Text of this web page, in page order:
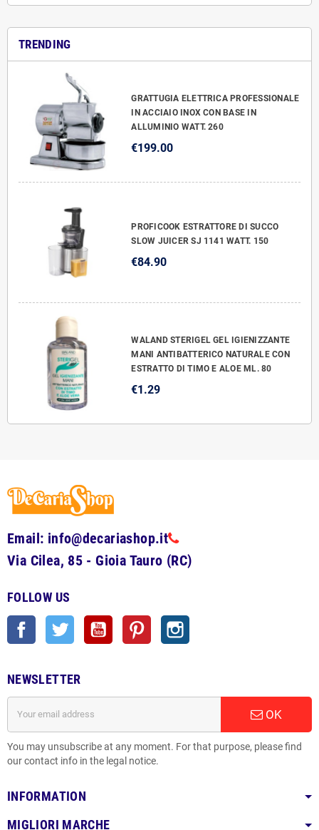
TRENDING
GRATTUGIA ELETTRICA PROFESSIONALE
IN ACCIAIO INOX CON BASE IN
ALLUMINIO WATT. 260
€199.00
PROFICOOK ESTRATTORE DI SUCCO
SLOW JUICER SJ 1141 WATT. 150
€84.90
WALAND STERIGEL GEL IGIENIZZANTE
MANI ANTIBATTERICO NATURALE CON
ESTRATTO DI TIMO E ALOE ML. 80
€1.29
Email: info@decariashop.it
Via Cilea, 85 - Gioia Tauro (RC)
FOLLOW US
Facebook Twitter YouTube Pinterest
NEWSLETTER
OK
You may unsubscribe at any moment. For that purpose, please find
our contact info in the legal notice.
INFORMATION
MIGLIORI MARCHE